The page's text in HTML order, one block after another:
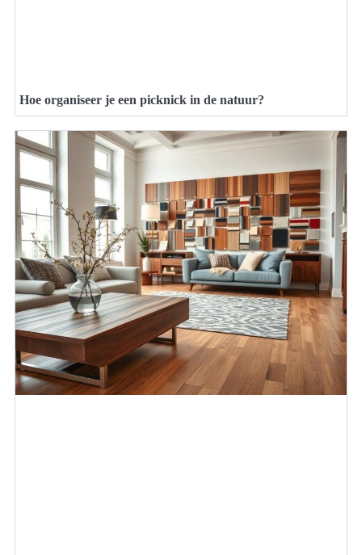
Hoe organiseer je een picknick in de natuur?